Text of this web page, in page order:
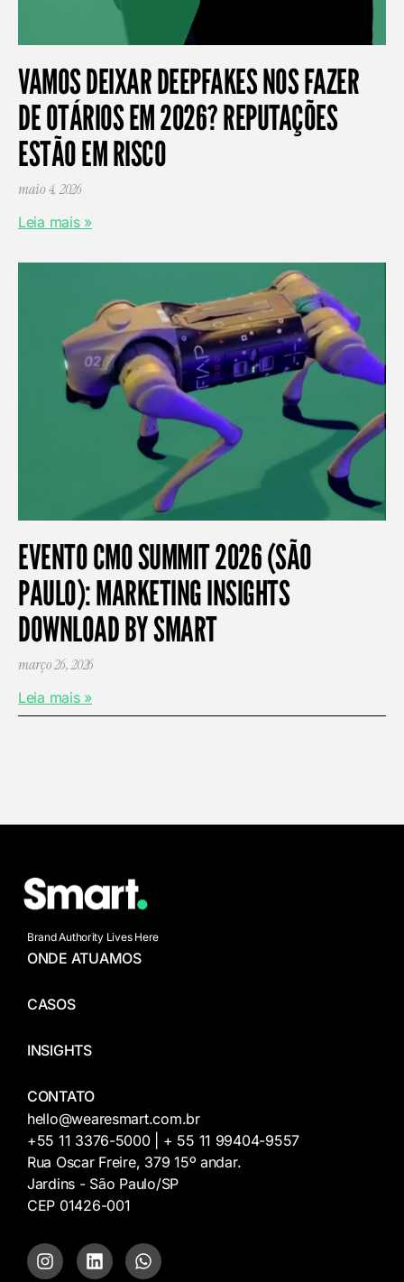
VAMOS DEIXAR DEEPFAKES NOS FAZER
DE OTÁRIOS EM 2026? REPUTAÇÕES
ESTÃO EM RISCO
maio 4, 2026
Leia mais »
EVENTO CMO SUMMIT 2026 (SÃO
PAULO): MARKETING INSIGHTS
DOWNLOAD BY SMART
março 26, 2026
Leia mais »
Brand Authority Lives Here
ONDE ATUAMOS
CASOS
INSIGHTS
CONTATO
hello@wearesmart.com.br
+55 11 3376-5000 | + 55 11 99404-9557
Rua Oscar Freire, 379 15º andar.
Jardins - São Paulo/SP
CEP 01426-001